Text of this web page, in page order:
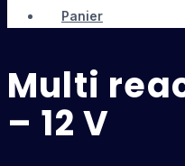
Panier
Multi
– 12 V